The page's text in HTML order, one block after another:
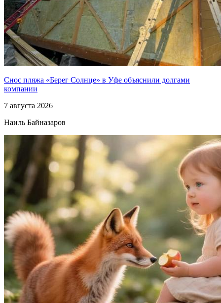
Снос пляжа «Берег Солнце» в Уфе объяснили долгами
компании
7 августа 2026
Наиль Байназаров